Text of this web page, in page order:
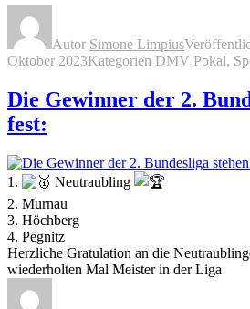
Autor Simone Limpius
Oktober 2023Kategorien DMV Pokal,
Die Gewinner der 2.
fest:
1.
Neutraubling
2. Murnau
3. Höchberg
4. Pegnitz
Herzliche Gratulation an die
wiederholten Mal Meister in der Liga